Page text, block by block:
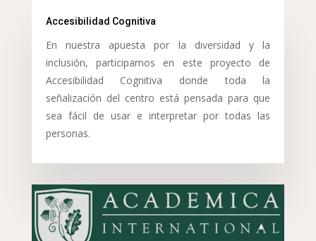
Accesibilidad Cognitiva
En nuestra apuesta por la diversidad y la
inclusión, participamos en este proyecto de
Accesibilidad Cognitiva donde toda la
señalización del centro está pensada para que
sea fácil de usar e interpretar por todas las
personas.